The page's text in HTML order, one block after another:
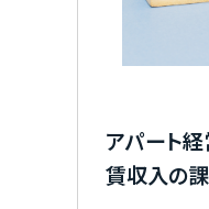
カスタマーハ
り効率的な
ントを得ら
アパート
賃収入の